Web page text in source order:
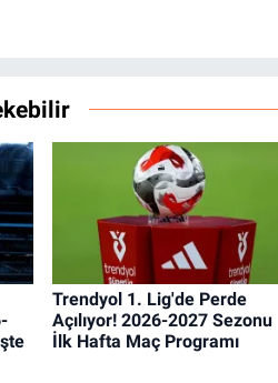
Trendyol 1. Lig'de Perde
Açılıyor! 2026-2027 Sezonu
İlk Hafta Maç Programı